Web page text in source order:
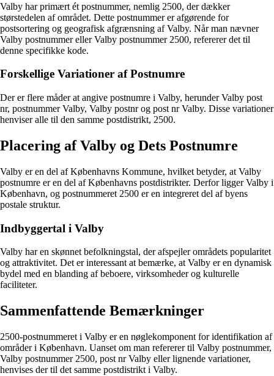
Valby har primært ét postnummer, nemlig 2500, der dækker
størstedelen af området. Dette postnummer er afgørende for
postsortering og geografisk afgrænsning af Valby. Når man nævner
Valby postnummer eller Valby postnummer 2500, refererer det til
denne specifikke kode.
Forskellige Variationer af Postnumre
Der er flere måder at angive postnumre i Valby, herunder Valby post
nr, postnummer Valby, Valby postnr og post nr Valby. Disse variationer
henviser alle til den samme postdistrikt, 2500.
Placering af Valby og Dets Postnumre
Valby er en del af Københavns Kommune, hvilket betyder, at Valby
postnumre er en del af Københavns postdistrikter. Derfor ligger Valby i
København, og postnummeret 2500 er en integreret del af byens
postale struktur.
Indbyggertal i Valby
Valby har en skønnet befolkningstal, der afspejler områdets popularitet
og attraktivitet. Det er interessant at bemærke, at Valby er en dynamisk
bydel med en blanding af beboere, virksomheder og kulturelle
faciliteter.
Sammenfattende Bemærkninger
2500-postnummeret i Valby er en nøglekomponent for identifikation af
områder i København. Uanset om man refererer til Valby postnummer,
Valby postnummer 2500, post nr Valby eller lignende variationer,
henvises der til det samme postdistrikt i Valby.